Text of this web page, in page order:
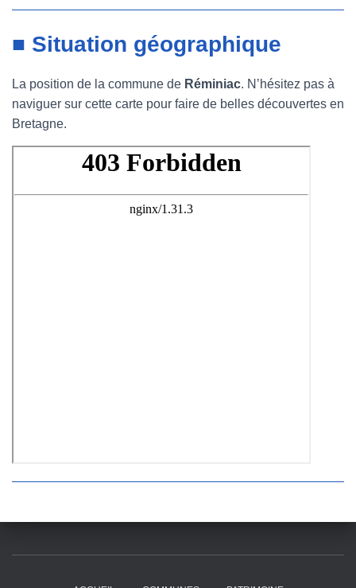
■ Situation géographique
La position de la commune de Réminiac. N’hésitez pas à
naviguer sur cette carte pour faire de belles découvertes en
Bretagne.